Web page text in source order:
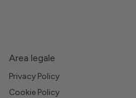
Area legale
Privacy Policy
Cookie Policy